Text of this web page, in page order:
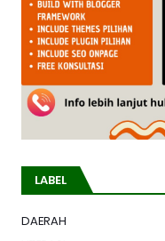
LABEL
DAERAH